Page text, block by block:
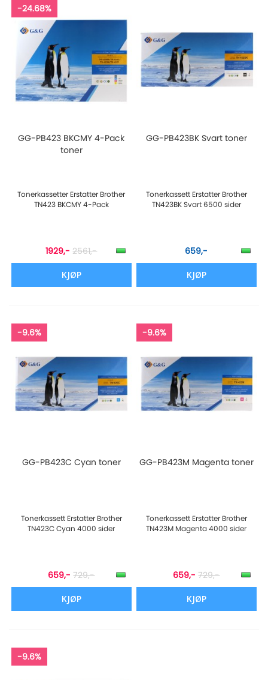
-24.68%
GG-PB423 BKCMY 4-Pack
toner
Tonerkassetter Erstatter Brother
TN423 BKCMY 4-Pack
1929,- 2561,-
KJØP
GG-PB423BK Svart toner
Tonerkassett Erstatter Brother
TN423BK Svart 6500 sider
659,-
KJØP
-9.6%
GG-PB423C Cyan toner
Tonerkassett Erstatter Brother
TN423C Cyan 4000 sider
659,- 729,-
KJØP
-9.6%
GG-PB423M Magenta toner
Tonerkassett Erstatter Brother
TN423M Magenta 4000 sider
659,- 729,-
KJØP
-9.6%